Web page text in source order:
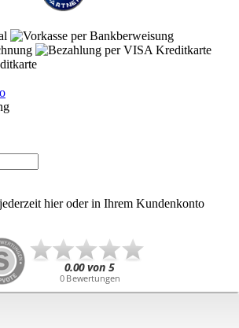
hier oder in Ihrem Kundenkonto
© 2026 | Template © 2009-2026 by